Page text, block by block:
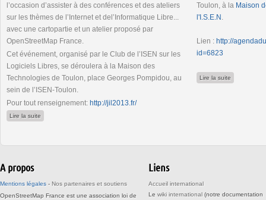
l’occasion d’assister à des conférences et des ateliers
sur les thèmes de l’Internet et del’Informatique Libre...
avec une cartopartie et un atelier proposé par
OpenStreetMap France.
Cet événement, organisé par le Club de l’ISEN sur les
Logiciels Libres, se déroulera à la Maison des
Technologies de Toulon, place Georges Pompidou, au
sein de l’ISEN-Toulon.
Pour tout renseignement: http://jil2013.fr/
Lire la suite
Toulon, à la Maison
l'I.S.E.N .
Lien : http://
id=6823
Lire la suite
A propos
Mentions légales - Nos partenaires et soutiens
OpenStreetMap France est une association loi de
Liens
Accueil international
Le wiki international (notre documentation